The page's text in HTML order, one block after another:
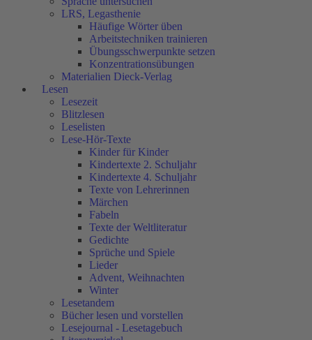
LRS, Legasthenie
Häufige Wörter üben
Arbeitstechniken trainieren
Übungsschwerpunkte setzen
Konzentrationsübungen
Materialien Dieck-Verlag
Lesen
Lesezeit
Blitzlesen
Leselisten
Lese-Hör-Texte
Kinder für Kinder
Kindertexte 2. Schuljahr
Kindertexte 4. Schuljahr
Texte von Lehrerinnen
Märchen
Fabeln
Texte der Weltliteratur
Gedichte
Sprüche und Spiele
Lieder
Advent, Weihnachten
Winter
Lesetandem
Bücher lesen und vorstellen
Lesejournal - Lesetagebuch